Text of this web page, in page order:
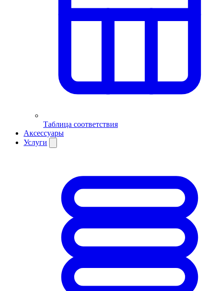
Таблица соответствия
Аксессуары
Услуги